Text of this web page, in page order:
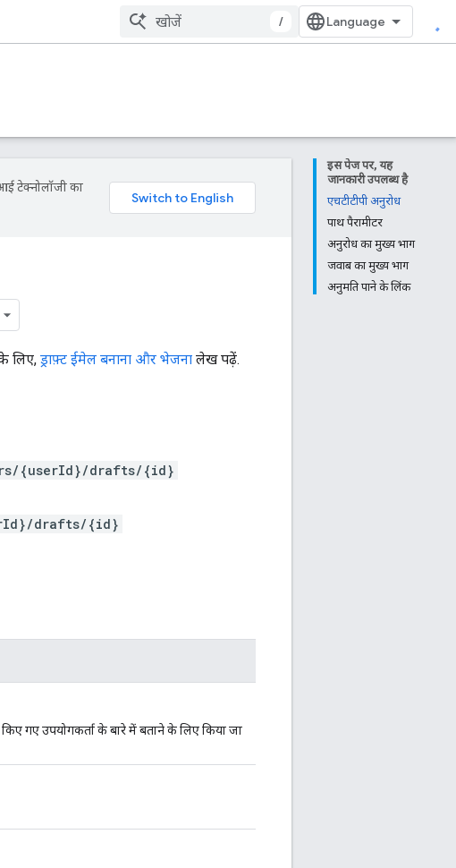
/
इस पेज पर, यह
जानकारी उपलब्ध है
एचटीटीपी अनुरोध
पाथ पैरामीटर
अनुरोध का मुख्य भाग
जवाब का मुख्य भाग
अनुमति पाने के लिंक
टेक्नोलॉजी का
लिए, ड्राफ़्ट ईमेल बनाना और भेजना लेख पढ़ें.
{userId}/drafts/{id}
drafts/{id}
गए उपयोगकर्ता के बारे में बताने के लिए किया जा